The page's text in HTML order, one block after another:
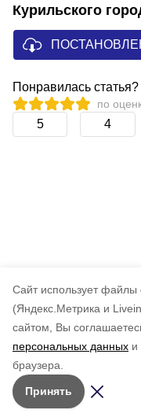
Cайт использует файлы
(Яндекс.Метрика и
сайтом, Вы
персональных данных и
браузера.
Принять
Курильского
Понравилась статья?
по
5 4